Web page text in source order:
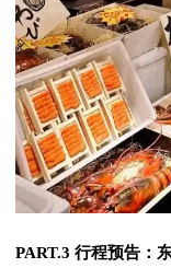
PART.3 行程预告：